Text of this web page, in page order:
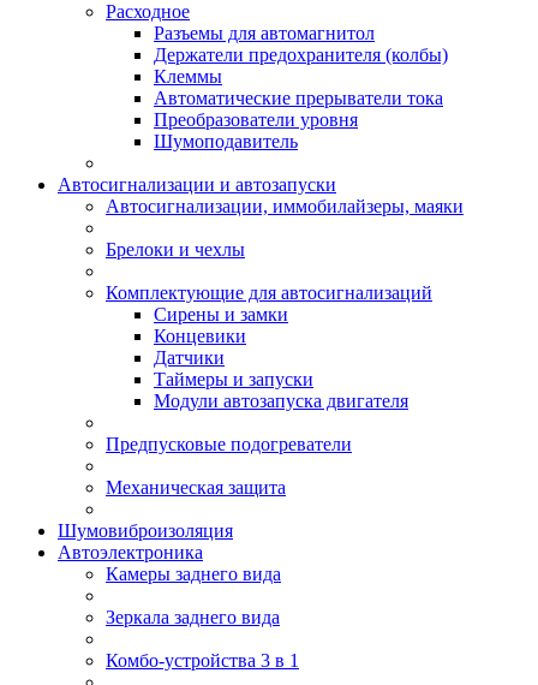
Расходное
Разъемы для автомагнитол
Держатели предохранителя (колбы)
Клеммы
Автоматические прерыватели тока
Преобразователи уровня
Шумоподавитель
Автосигнализации и автозапуски
Автосигнализации, иммобилайзеры, маяки
Брелоки и чехлы
Комплектующие для автосигнализаций
Сирены и замки
Концевики
Датчики
Таймеры и запуски
Модули автозапуска двигателя
Предпусковые подогреватели
Механическая защита
Шумовиброизоляция
Автоэлектроника
Камеры заднего вида
Зеркала заднего вида
Комбо-устройства 3 в 1